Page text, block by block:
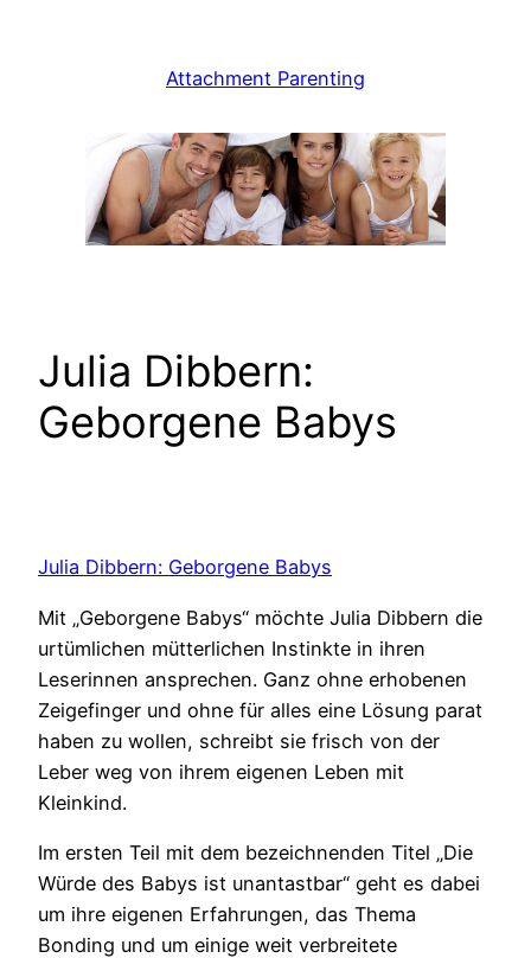
Attachment Parenting
Julia Dibbern:
Geborgene Babys
Julia Dibbern: Geborgene Babys
Mit „Geborgene Babys“ möchte Julia Dibbern die
urtümlichen mütterlichen Instinkte in ihren
Leserinnen ansprechen. Ganz ohne erhobenen
Zeigefinger und ohne für alles eine Lösung parat
haben zu wollen, schreibt sie frisch von der
Leber weg von ihrem eigenen Leben mit
Kleinkind.
Im ersten Teil mit dem bezeichnenden Titel „Die
Würde des Babys ist unantastbar“ geht es dabei
um ihre eigenen Erfahrungen, das Thema
Bonding und um einige weit verbreitete